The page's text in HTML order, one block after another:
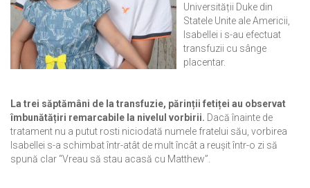
Universității Duke din
Statele Unite ale Americii,
Isabellei i s-au efectuat
transfuzii cu sânge
placentar.
La trei săptămâni de la transfuzie, părinții fetiței au observat
îmbunătățiri remarcabile la nivelul vorbirii. Dacă înainte de
tratament nu a putut rosti niciodată numele fratelui său, vorbirea
Isabellei s-a schimbat într-atât de mult încât a reușit într-o zi să
spună clar “Vreau să stau acasă cu Matthew”.